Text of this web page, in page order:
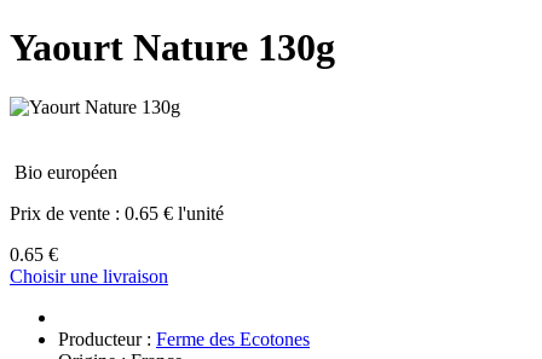
Yaourt Nature 130g
Bio européen
Prix de vente : 0.65 € l'unité
0.65 €
Choisir une livraison
Producteur : Ferme des Ecotones